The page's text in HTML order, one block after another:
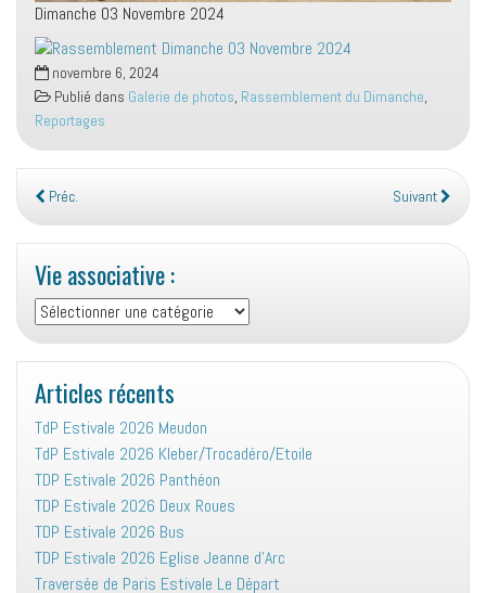
Dimanche 03 Novembre 2024
novembre 6, 2024
Publié dans Galerie de photos, Rassemblement du Dimanche,
Reportages
Préc. Suivant
Vie associative :
Vie
associative
:
Articles récents
TdP Estivale 2026 Meudon
TdP Estivale 2026 Kleber/Trocadéro/Etoile
TDP Estivale 2026 Panthéon
TDP Estivale 2026 Deux Roues
TDP Estivale 2026 Bus
TDP Estivale 2026 Eglise Jeanne d’Arc
Traversée de Paris Estivale Le Départ